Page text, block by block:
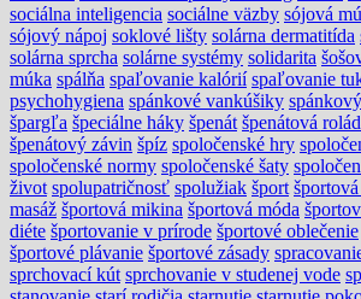
sociálna inteligencia sociálne väzby sójová
sójový nápoj soklové lišty solárna dermatitída
solárna sprcha solárne systémy solidarita
múka spálňa spaľovanie kalórií spaľovanie
psychohygiena spánkové vankúšiky
špargľa špeciálne háky špenát špenátová
špenátový závin špíz spoločenské hry
spoločenské normy spoločenské šaty
život spolupatričnosť spolužiak šport
masáž športová mikina športová móda
diéte športovanie v prírode športové oblečenie
športové plávanie športové zásady
sprchovací kút sprchovanie v studenej vode